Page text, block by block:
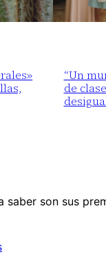
“Un
de
son sus